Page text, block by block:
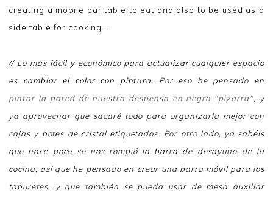
creating a mobile bar table to eat and also to be used as a
side table for cooking...
// Lo más fácil y económico para actualizar cualquier espacio
es cambiar el color con pintura. Por eso he pensado en
pintar la pared de nuestra despensa en negro "pizarra", y
ya aprovechar que sacaré todo para organizarla mejor con
cajas y botes de cristal etiquetados. Por otro lado, ya sabéis
que hace poco se nos rompió la barra de desayuno de la
cocina, así que he pensado en crear una barra móvil para los
taburetes, y que también se pueda usar de mesa auxiliar